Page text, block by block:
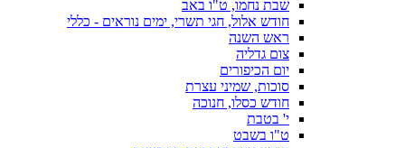
שבת נחמו, ט"ו באב
חודש אלול, חגי תשרי, ימים נוראים - כללי
ראש השנה
צום גדליה
יום הכיפורים
סוכות, שמיני עצרת
חודש כסלו, חנוכה
י' בטבת
ט"ו בשבט